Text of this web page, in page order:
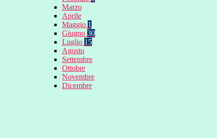
Marzo
Aprile
Maggio 1
Giugno 30
Luglio 15
Agosto
Settembre
Ottobre
Novembre
Dicembre